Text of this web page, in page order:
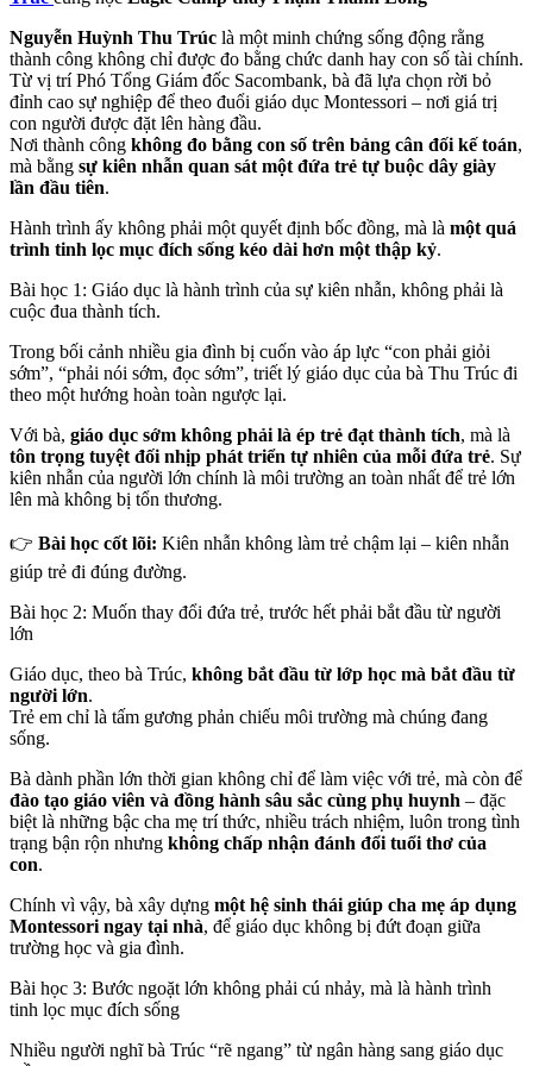
Nguyễn Huỳnh Thu Trúc là một minh chứng sống động rằng
thành công không chỉ được đo bằng chức danh hay con số tài chính.
Từ vị trí Phó Tổng Giám đốc Sacombank, bà đã lựa chọn rời bỏ
đỉnh cao sự nghiệp để theo đuổi giáo dục Montessori – nơi giá trị
con người được đặt lên hàng đầu.
Nơi thành công không đo bằng con số trên bảng cân đối kế toán,
mà bằng sự kiên nhẫn quan sát một đứa trẻ tự buộc dây giày
lần đầu tiên.
Hành trình ấy không phải một quyết định bốc đồng, mà là một quá
trình tinh lọc mục đích sống kéo dài hơn một thập kỷ.
Bài học 1: Giáo dục là hành trình của sự kiên nhẫn, không phải là
cuộc đua thành tích.
Trong bối cảnh nhiều gia đình bị cuốn vào áp lực “con phải giỏi
sớm”, “phải nói sớm, đọc sớm”, triết lý giáo dục của bà Thu Trúc đi
theo một hướng hoàn toàn ngược lại.
Với bà, giáo dục sớm không phải là ép trẻ đạt thành tích, mà là
tôn trọng tuyệt đối nhịp phát triển tự nhiên của mỗi đứa trẻ. Sự
kiên nhẫn của người lớn chính là môi trường an toàn nhất để trẻ lớn
lên mà không bị tổn thương.
👉 Bài học cốt lõi: Kiên nhẫn không làm trẻ chậm lại – kiên nhẫn
giúp trẻ đi đúng đường.
Bài học 2: Muốn thay đổi đứa trẻ, trước hết phải bắt đầu từ người
lớn
Giáo dục, theo bà Trúc, không bắt đầu từ lớp học mà bắt đầu từ
người lớn.
Trẻ em chỉ là tấm gương phản chiếu môi trường mà chúng đang
sống.
Bà dành phần lớn thời gian không chỉ để làm việc với trẻ, mà còn để
đào tạo giáo viên và đồng hành sâu sắc cùng phụ huynh – đặc
biệt là những bậc cha mẹ trí thức, nhiều trách nhiệm, luôn trong tình
trạng bận rộn nhưng không chấp nhận đánh đổi tuổi thơ của
con.
Chính vì vậy, bà xây dựng một hệ sinh thái giúp cha mẹ áp dụng
Montessori ngay tại nhà, để giáo dục không bị đứt đoạn giữa
trường học và gia đình.
Bài học 3: Bước ngoặt lớn không phải cú nhảy, mà là hành trình
tinh lọc mục đích sống
Nhiều người nghĩ bà Trúc “rẽ ngang” từ ngân hàng sang giáo dục